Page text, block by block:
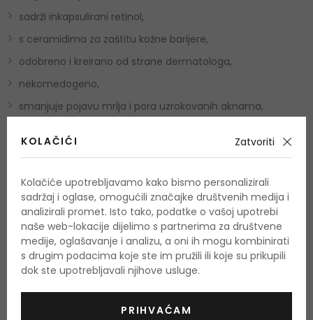
sadrži inkapsulirani retinol,
s ceramidima za zaštitu kožne barijere,
odobreno i kreirano od strane dermatologa,
nekomedogeno,
smanjuje pojavu mrlja i pora uzrokovanih aknama,
Ključni sastojci:
inkapsulirani retinol - obnavlja teksturu kože,
ekstrakt korijena sladića - pomaže posvjetliti izgled kože,
ceramidi - obnavljaju i održavaju prirodnu barijeru kože,
MVE ehnology - patentirani sustav isporuke kontinuirano
KOLAČIĆI Zatvoriti
Kolačiće upotrebljavamo kako bismo personalizirali
sadržaj i oglase, omogućili značajke društvenih medija i
analizirali promet. Isto tako, podatke o vašoj upotrebi
naše web-lokacije dijelimo s partnerima za društvene
medije, oglašavanje i analizu, a oni ih mogu kombinirati
s drugim podacima koje ste im pružili ili koje su prikupili
dok ste upotrebljavali njihove usluge.
PRIHVAĆAM